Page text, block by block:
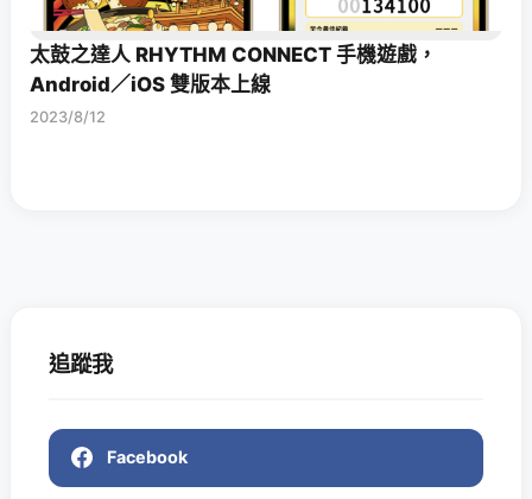
太鼓之達人 RHYTHM CONNECT 手機遊戲，
Android／iOS 雙版本上線
2023/8/12
追蹤我
Facebook